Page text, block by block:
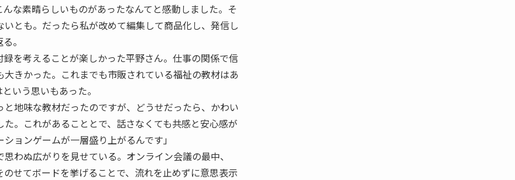
な素晴らしいものがあったなんてと感動しました。そ
とも。だったら私が改めて編集して商品化し、発信し
。
を考えることが楽しかった平野さん。仕事の関係で信
きかった。これまでも市販されている福祉の教材はあ
いう思いもあった。
地味な教材だったのですが、どうせだったら、かわい
。これがあることとで、話さなくても共感と安心感が
ョンゲームが一層盛り上がるんです」
わぬ広がりを見せている。オンライン会議の最中、
せてボードを挙げることで、流れを止めずに意思表示